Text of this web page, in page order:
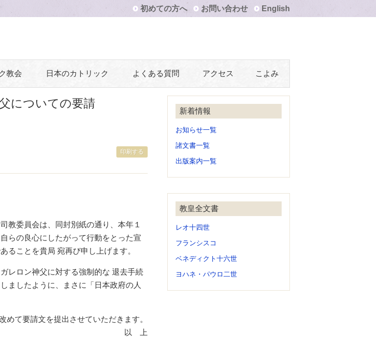
初めての方へ お問い合わせ English
教会 日本のカトリック よくある質問 アクセス こよみ
についての要請
印刷する
教委員会は、同封別紙の通り、本年１
らの良心にしたがって行動をとった宣
ることを貴局 宛再び申し上げます。
レロン神父に対する強制的な 退去手続
ましたように、まさに「日本政府の人
て要請文を提出させていただきます。
上
新着情報
お知らせ一覧
諸文書一覧
出版案内一覧
教皇全文書
レオ十四世
フランシスコ
ベネディクト十六世
ヨハネ・パウロ二世